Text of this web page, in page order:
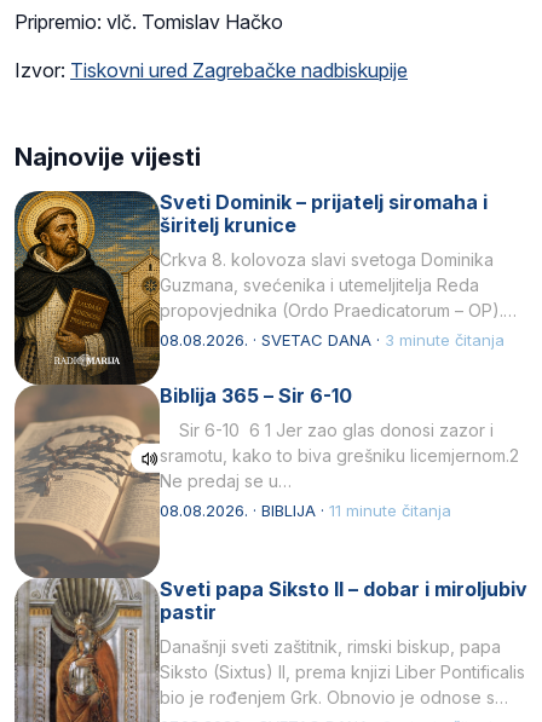
Pripremio: vlč. Tomislav Hačko
Izvor: Tiskovni ured Zagrebačke nadbiskupije
Najnovije vijesti
Sveti Dominik – prijatelj siromaha i
širitelj krunice
Crkva 8. kolovoza slavi svetoga Dominika
Guzmana, svećenika i utemeljitelja Reda
propovjednika (Ordo Praedicatorum – OP).
Svojim životom, dubokom ljubavlju prema
08.08.2026. · SVETAC DANA · 3 minute čitanja
Biblija 365 – Sir 6-10
Sir 6-10 6 1 Jer zao glas donosi zazor i
sramotu, kako to biva grešniku licemjernom.2
Ne predaj se u…
08.08.2026. · BIBLIJA · 11 minute čitanja
Sveti papa Siksto II – dobar i miroljubiv
pastir
Današnji sveti zaštitnik, rimski biskup, papa
Siksto (Sixtus) II, prema knjizi Liber Pontificalis
bio je rođenjem Grk. Obnovio je odnose s